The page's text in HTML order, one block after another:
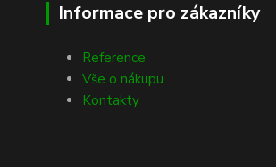
Informace pro zákazníky
Reference
Vše o nákupu
Kontakty